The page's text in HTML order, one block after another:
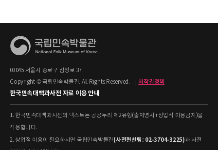
03045 서울시 종로구 삼청로 37
Copyright © 국립민속박물관. All Rights Reserved.
저작권정책
한국민속대백과사전 자료 이용 안내
1. 한국민속대백과사전의 텍스트는 공공누리 제2유형(출처명시+상업적 이용금지)을
적용합니다.
2. 상업적 이용이 필요하시면 국립민속박물관(사전편찬팀: 02-3704-3225)과 사전